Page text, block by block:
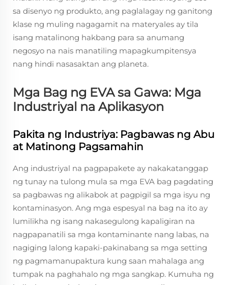
sa disenyo ng produkto, ang paglalagay ng ganitong
klase ng muling nagagamit na materyales ay tila
isang matalinong hakbang para sa anumang
negosyo na nais manatiling mapagkumpitensya
nang hindi nasasaktan ang planeta.
Mga Bag ng EVA sa Gawa: Mga
Industriyal na Aplikasyon
Pakita ng Industriya: Pagbawas ng Abu
at Matinong Pagsamahin
Ang industriyal na pagpapakete ay nakakatanggap
ng tunay na tulong mula sa mga EVA bag pagdating
sa pagbawas ng alikabok at pagpigil sa mga isyu ng
kontaminasyon. Ang mga espesyal na bag na ito ay
lumilikha ng isang nakasegulong kapaligiran na
nagpapanatili sa mga kontaminante nang labas, na
nagiging lalong kapaki-pakinabang sa mga setting
ng pagmamanupaktura kung saan mahalaga ang
tumpak na paghahalo ng mga sangkap. Kumuha ng